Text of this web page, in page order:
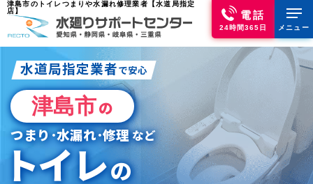
津島市のトイレつまりや水漏れ修理業者【水道局指定
店】
電話
24時間365日 メニュー
水道局指定業者 で安心
津島市の
つまり･水漏れ･修理 など
トイレの